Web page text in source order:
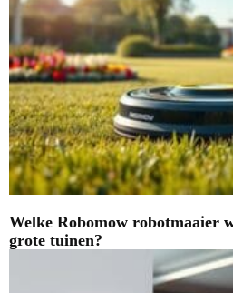
Welke Robomow robotmaaier
grote tuinen?